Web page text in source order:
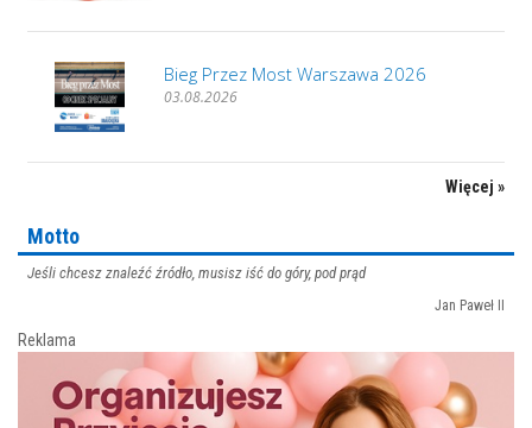
Bieg Przez Most Warszawa 2026
03.08.2026
Więcej »
Motto
Jeśli chcesz znaleźć źródło, musisz iść do góry, pod prąd
Jan Paweł II
Reklama